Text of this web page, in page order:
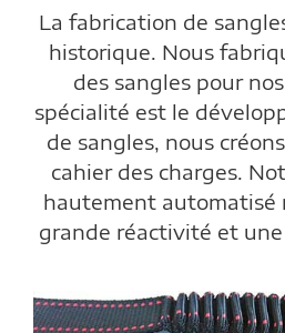
La fabrication de
historique. Nous
des sangles pour
spécialité est le
de sangles, nous
cahier des charges.
hautement automatisé
grande réactivité et